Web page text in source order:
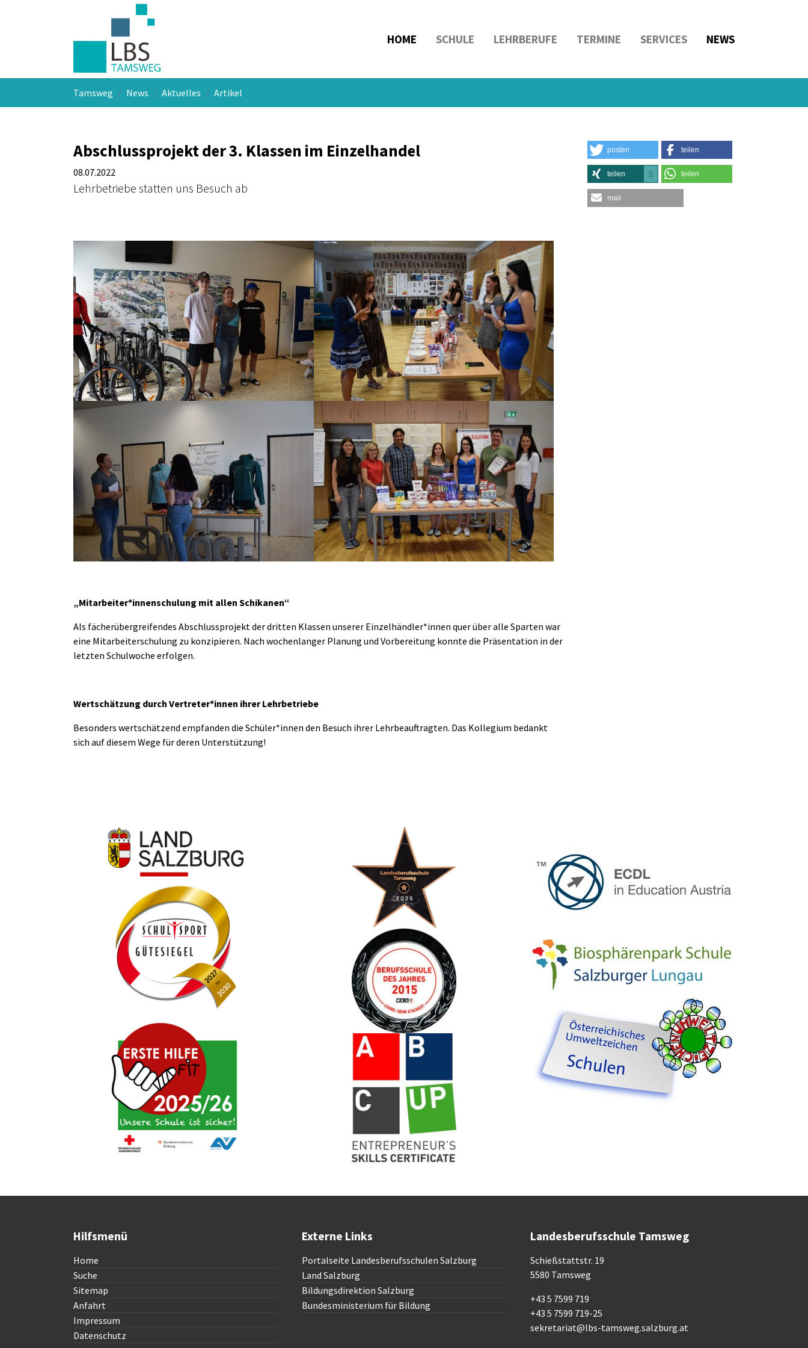
HOME SCHULE LEHRBERUFE TERMINE SERVICES NEWS
Tamsweg News Aktuelles Artikel
Abschlussprojekt der 3. Klassen im Einzelhandel
08.07.2022
Lehrbetriebe statten uns Besuch ab
Show larger version Show larger version
Show larger version Show larger version
„Mitarbeiter*innenschulung mit allen Schikanen“
Als fächerübergreifendes Abschlussprojekt der dritten Klassen unserer Einzelhändler*innen quer über alle Sparten war
eine Mitarbeiterschulung zu konzipieren. Nach wochenlanger Planung und Vorbereitung konnte die Präsentation in der
letzten Schulwoche erfolgen.
Wertschätzung durch Vertreter*innen ihrer Lehrbetriebe
Besonders wertschätzend empfanden die Schüler*innen den Besuch ihrer Lehrbeauftragten. Das Kollegium bedankt
sich auf diesem Wege für deren Unterstützung!
posten teilen
teilen 0 teilen
mail
Hilfsmenü
Home
Suche
Sitemap
Anfahrt
Impressum
Datenschutz
Externe Links
Portalseite Landesberufsschulen Salzburg
Land Salzburg
Bildungsdirektion Salzburg
Bundesministerium für Bildung
Landesberufsschule Tamsweg
Schießstattstr. 19
5580 Tamsweg
+43 5 7599 719
+43 5 7599 719-25
sekretariat@lbs-tamsweg.salzburg.at